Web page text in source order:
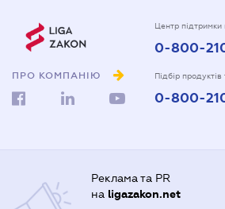
ПРО КОМПАНІЮ
Центр підтримки
0-800-
Підбір продуктів
0-800-
Реклама та PR
на ligazakon.net